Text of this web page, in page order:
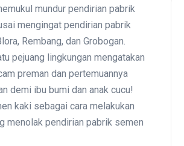
mundur pendirian pabrik
mengingat pendirian pabrik
Rembang, dan Grobogan.
pejuang lingkungan mengatakan
preman dan pertemuannya
demi ibu bumi dan anak cucu!
kaki sebagai cara melakukan
menolak pendirian pabrik semen